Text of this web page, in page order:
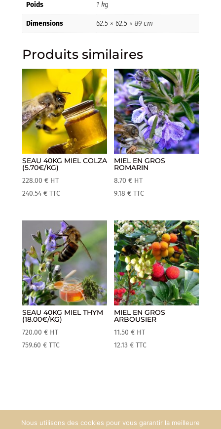
Poids 1 kg
Dimensions 62.5 × 62.5 × 89 cm
Produits similaires
SEAU 40KG MIEL COLZA
(5.70€/KG)
228.00 € HT
240.54 € TTC
MIEL EN GROS
ROMARIN
8.70€ HT
9.18€ TTC
SEAU 40KG MIEL THYM
(18.00€/KG)
720.00 € HT
759.60 € TTC
MIEL EN GROS
ARBOUSIER
11.50€ HT
12.13€ TTC
Nous utilisons des cookies pour vous garantir la meilleure